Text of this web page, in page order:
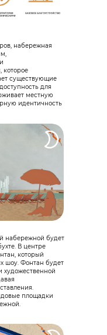
набережная
которое
существующие
для
местную
идентичность
набережной будет
В центре
который
шоу. Фонтан будет
площадки